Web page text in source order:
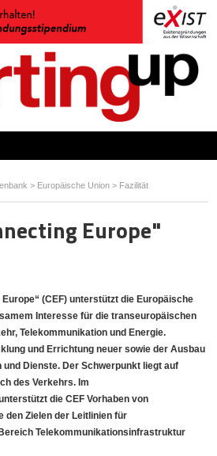
> Europäische Union > Fazilität
Europe"
(CEF) unterstützt die Europäische
Interesse für die transeuropäischen
Telekommunikation und Energie.
und Errichtung neuer sowie der Ausbau
Dienste. Der Schwerpunkt liegt auf
des Verkehrs. Im
die CEF Vorhaben von
den Zielen der Leitlinien für
Telekommunikationsinfrastruktur